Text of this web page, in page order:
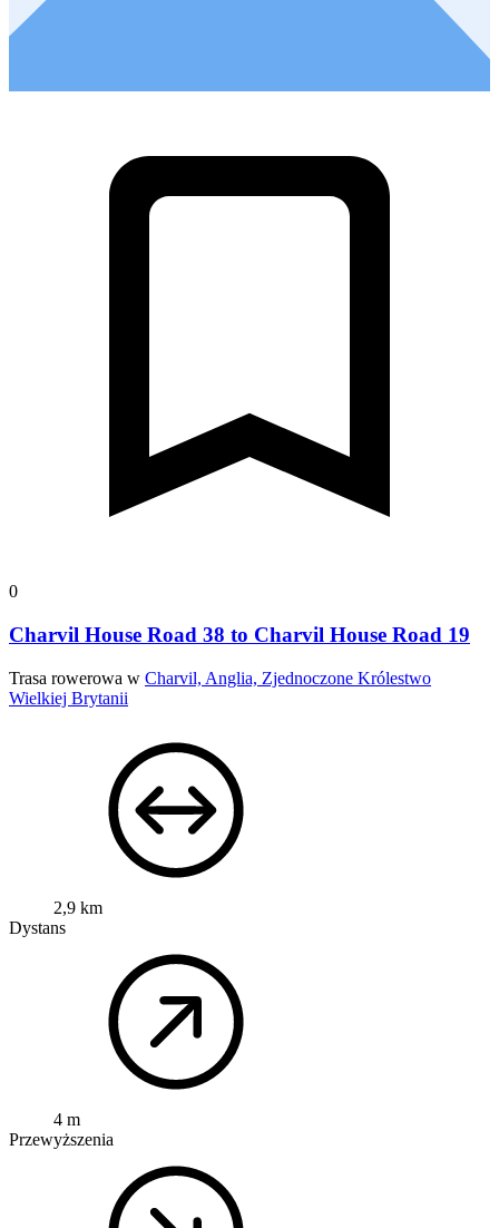
0
Charvil House Road 38 to Charvil House Road 19
Trasa rowerowa w Charvil, Anglia, Zjednoczone Królestwo
Wielkiej Brytanii
2,9 km
Dystans
4 m
Przewyższenia